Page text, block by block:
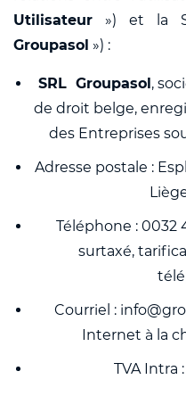
Utilisateur ») et la
Groupasol ») :
SRL Groupasol ,
de droit belge,
des Entreprises
Adresse postale :
Téléphone : 0032
surtaxé,
Courriel :
Internet à la
TVA Intra